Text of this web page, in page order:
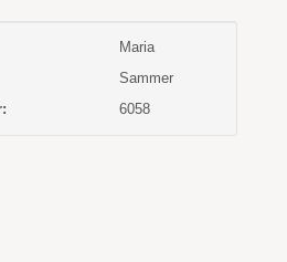
Maria
Sammer
6058